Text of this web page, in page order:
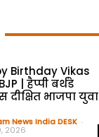
Birthday Vikas
| हैप्पी बर्थडे
दीक्षित भाजपा युवा
News India DESK -
2026